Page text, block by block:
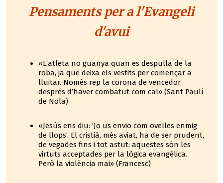
Pensaments per a l'Evangeli
d'avui
«L’atleta no guanya quan es despulla de la
roba, ja que deixa els vestits per començar a
lluitar. Només rep la corona de vencedor
després d’haver combatut com cal» (Sant Paulí
de Nola)
«Jesús ens diu: ‘Jo us envio com ovelles enmig
de llops’. El cristià, més aviat, ha de ser prudent,
de vegades fins i tot astut: aquestes són les
virtuts acceptades per la lògica evangèlica.
Però la violència mai» (Francesc)